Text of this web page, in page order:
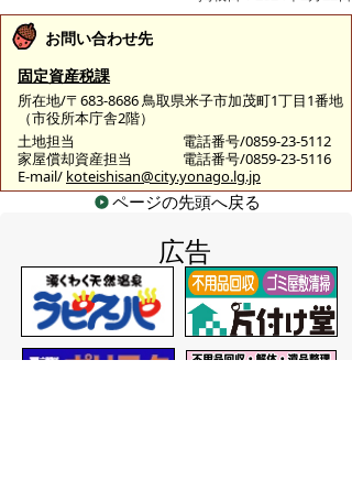
お問い合わせ先
固定資産税課
所在地/〒683-8686 鳥取県米子市加茂町1丁目1番地
（市役所本庁舎2階）
土地担当
電話番号/0859-23-5112
家屋償却資産担当
電話番号/0859-23-5116
E-mail/ koteishisan@city.yonago.lg.jp
ページの先頭へ戻る
広告